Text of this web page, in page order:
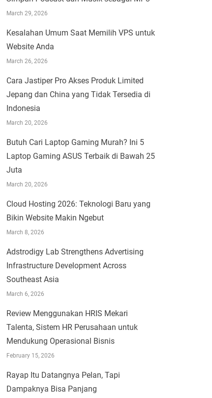
March 29, 2026
Kesalahan Umum Saat Memilih VPS untuk
Website Anda
March 26, 2026
Cara Jastiper Pro Akses Produk Limited
Jepang dan China yang Tidak Tersedia di
Indonesia
March 20, 2026
Butuh Cari Laptop Gaming Murah? Ini 5
Laptop Gaming ASUS Terbaik di Bawah 25
Juta
March 20, 2026
Cloud Hosting 2026: Teknologi Baru yang
Bikin Website Makin Ngebut
March 8, 2026
Adstrodigy Lab Strengthens Advertising
Infrastructure Development Across
Southeast Asia
March 6, 2026
Review Menggunakan HRIS Mekari
Talenta, Sistem HR Perusahaan untuk
Mendukung Operasional Bisnis
February 15, 2026
Rayap Itu Datangnya Pelan, Tapi
Dampaknya Bisa Panjang